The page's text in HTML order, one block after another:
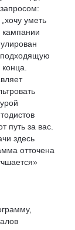
уметь
кампании
подходящую
путь за вас.
здесь
отточена